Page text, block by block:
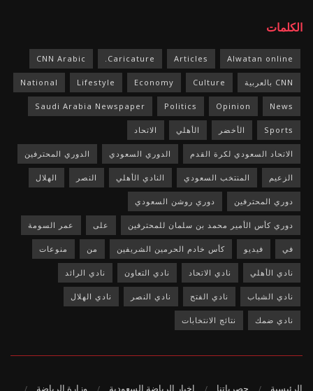
الكلمات
Alwatan online
Articles
Caricature.
CNN Arabic
CNN بالعربية Culture
Economy
Lifestyle
National
News
Opinion
Politics
Saudi Arabia Newspaper
Sports الأخضر الأهلي الاتحاد
الاتحاد السعودي لكرة القدم الدوري السعودي الدوري المحترفين
الزعيم المنتخب السعودي النادي الأهلي النصر الهلال
دوري المحترفين دوري روشن السعودي
دوري كأس الأمير محمد بن سلمان للمحترفين على عمر السومة
في فيديو كأس خادم الحرمين الشريفين من منوعات
نادي الأهلي نادي الاتحاد نادي التعاون نادي الرائد
نادي الشباب نادي الفتح نادي النصر نادي الهلال
نادي ضمك نتائج الانتخابات
الرئيسية حصرياتنا اخبار الرياضة السعودية وزارة الرياضة